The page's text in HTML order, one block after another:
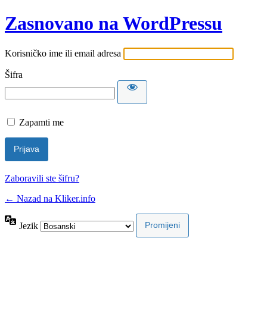
Zasnovano na WordPressu
Korisničko ime ili email adresa
Šifra
Zapamti me
Zaboravili ste šifru?
← Nazad na Kliker.info
Jezik